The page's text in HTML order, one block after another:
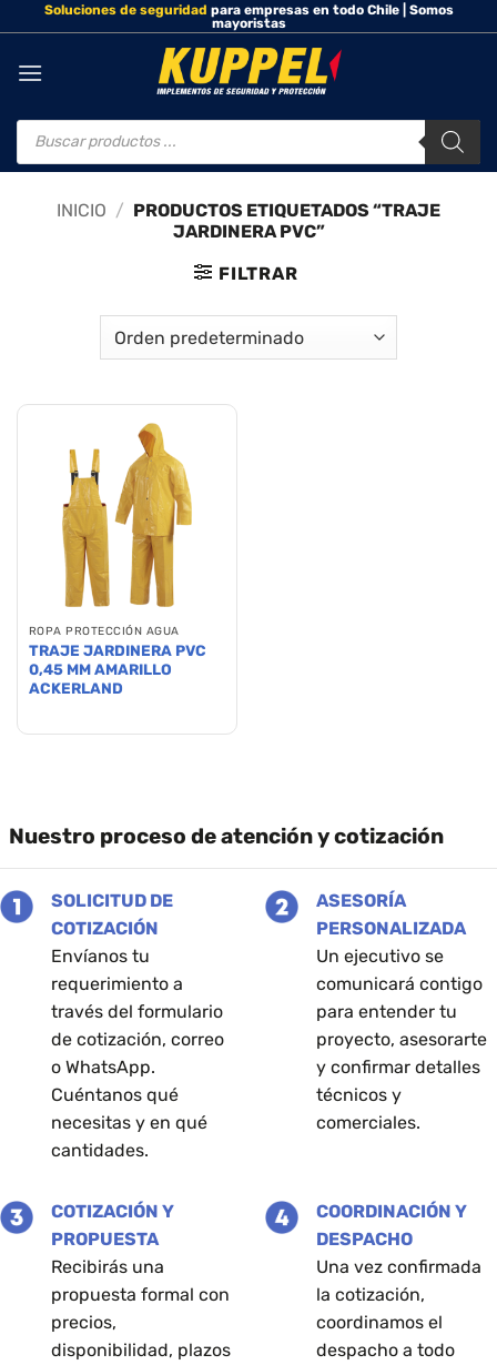
Saltar
al
contenido
Soluciones de seguridad para empresas en todo Chile | Somos
mayoristas
Búsqueda
INICIO / PRODUCTOS ETIQUETADOS “TRAJE
JARDINERA PVC”
FILTRAR
ROPA PROTECCIÓN AGUA
TRAJE JARDINERA PVC
0,45 MM AMARILLO
ACKERLAND
producto
Las
se
pueden
elegir
página
producto
Nuestro proceso de atención y cotización
SOLICITUD DE
COTIZACIÓN
Envíanos tu
requerimiento a
través del formulario
de cotización, correo
o WhatsApp.
Cuéntanos qué
necesitas y en qué
cantidades.
ASESORÍA
PERSONALIZADA
Un ejecutivo se
comunicará contigo
para entender tu
proyecto, asesorarte
y confirmar detalles
técnicos y
comerciales.
COTIZACIÓN Y
PROPUESTA
Recibirás una
propuesta formal con
precios,
disponibilidad, plazos
COORDINACIÓN Y
DESPACHO
Una vez confirmada
la cotización,
coordinamos el
despacho a todo